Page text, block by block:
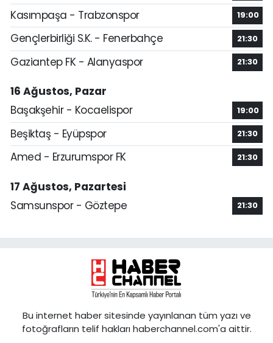
Kasımpaşa - Trabzonspor 19:00
Gençlerbirliği S.K. - Fenerbahçe 21:30
Gaziantep FK - Alanyaspor 21:30
16 Ağustos, Pazar
Başakşehir - Kocaelispor
19:00
Beşiktaş - Eyüpspor 21:30
Amed - Erzurumspor FK 21:30
17 Ağustos, Pazartesi
Samsunspor - Göztepe
21:30
Bu internet haber sitesinde yayınlanan tüm yazı ve
fotoğrafların telif hakları haberchannel.com'a aittir.